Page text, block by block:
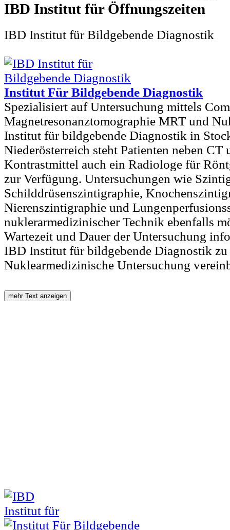
IBD Institut für
IBD Institut für Bildgebende Diagnostik
Institut Für Bildgebende Diagnostik
Spezialisiert auf Untersuchung mittels
Magnetresonanztomographie MRT und
Institut für bildgebende Diagnostik in
Niederösterreich steht Patienten neben CT
Kontrastmittel auch ein Radiologe für
zur Verfügung. Untersuchungen wie
Schilddrüsenszintigraphie,
Nierenszintigraphie und
nuklerarmedizinischer Technik ebenfalls
Wartezeit und Dauer der Untersuchung
IBD Institut für bildgebende Diagnostik
Nuklearmedizinische Untersuchung
mehr Text anzeigen